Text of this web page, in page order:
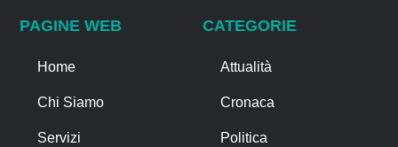
PAGINE WEB
Home
Chi Siamo
Servizi
CATEGORIE
Attualità
Cronaca
Politica